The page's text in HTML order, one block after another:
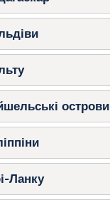
острови
Ланку